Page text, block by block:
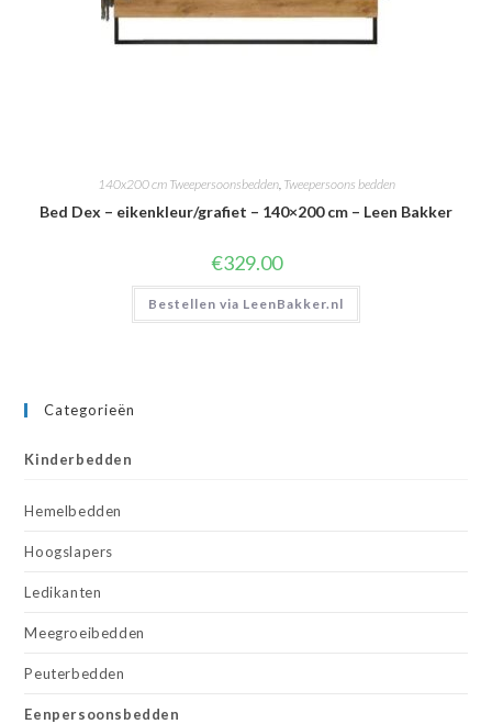
140x200 cm Tweepersoonsbedden, Tweepersoons bedden
Bed Dex – eikenkleur/grafiet – 140×200 cm – Leen Bakker
€329.00
Bestellen via LeenBakker.nl
Categorieën
Kinderbedden
Hemelbedden
Hoogslapers
Ledikanten
Meegroeibedden
Peuterbedden
Eenpersoonsbedden